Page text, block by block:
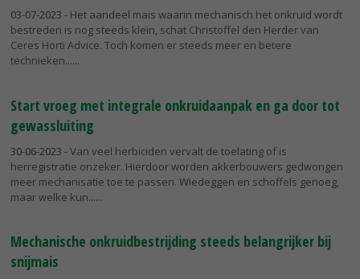
03-07-2023 - Het aandeel mais waarin mechanisch het onkruid wordt
bestreden is nog steeds klein, schat Christoffel den Herder van
Ceres Horti Advice. Toch komen er steeds meer en betere
technieken...
Start vroeg met integrale onkruidaanpak en ga door tot
gewassluiting
30-06-2023 - Van veel herbiciden vervalt de toelating of is
herregistratie onzeker. Hierdoor worden akkerbouwers gedwongen
meer mechanisatie toe te passen. Wiedeggen en schoffels genoeg,
maar welke kun...
Mechanische onkruidbestrijding steeds belangrijker bij
snijmais